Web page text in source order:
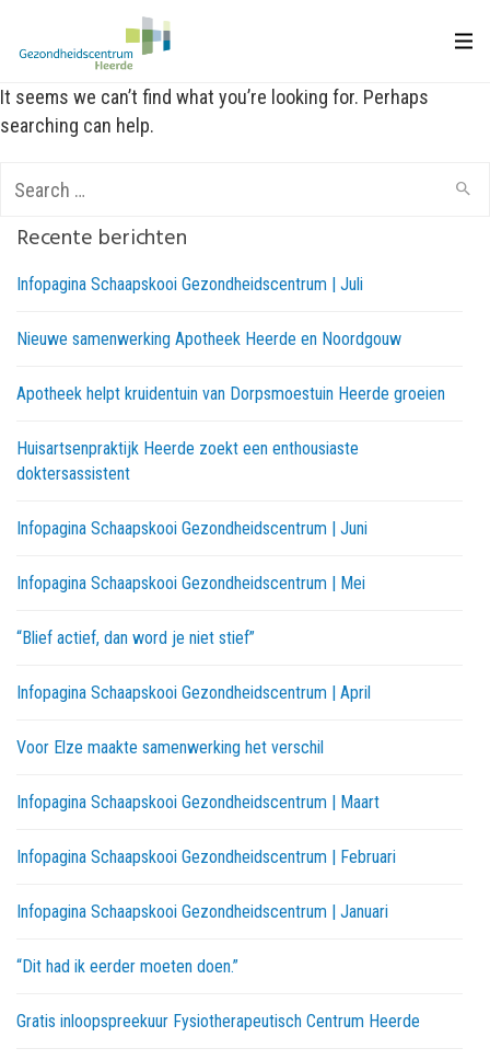
It seems we can’t find what you’re looking for. Perhaps
searching can help.
for:
Recente berichten
Infopagina Schaapskooi Gezondheidscentrum | Juli
Nieuwe samenwerking Apotheek Heerde en Noordgouw
Apotheek helpt kruidentuin van Dorpsmoestuin Heerde groeien
Huisartsenpraktijk Heerde zoekt een enthousiaste
doktersassistent
Infopagina Schaapskooi Gezondheidscentrum | Juni
Infopagina Schaapskooi Gezondheidscentrum | Mei
“Blief actief, dan word je niet stief”
Infopagina Schaapskooi Gezondheidscentrum | April
Voor Elze maakte samenwerking het verschil
Infopagina Schaapskooi Gezondheidscentrum | Maart
Infopagina Schaapskooi Gezondheidscentrum | Februari
Infopagina Schaapskooi Gezondheidscentrum | Januari
“Dit had ik eerder moeten doen.”
Gratis inloopspreekuur Fysiotherapeutisch Centrum Heerde